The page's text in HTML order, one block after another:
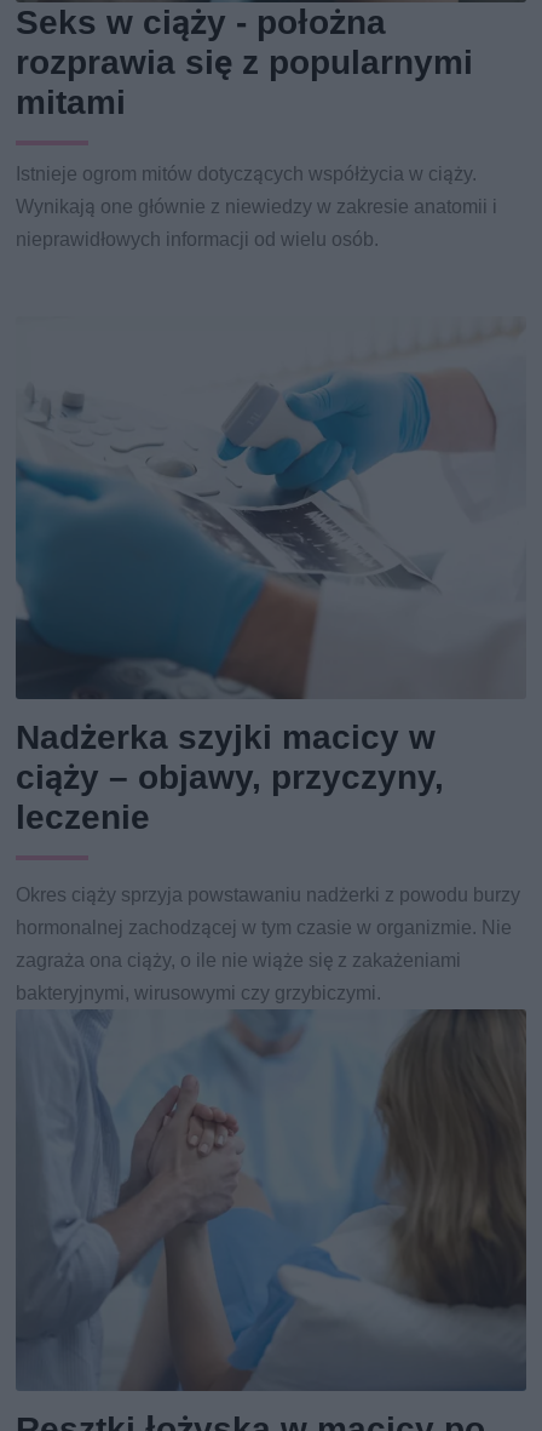
Seks w ciąży - położna
rozprawia się z popularnymi
mitami
Istnieje ogrom mitów dotyczących współżycia w ciąży.
Wynikają one głównie z niewiedzy w zakresie anatomii i
nieprawidłowych informacji od wielu osób.
Nadżerka szyjki macicy w
ciąży – objawy, przyczyny,
leczenie
Okres ciąży sprzyja powstawaniu nadżerki z powodu burzy
hormonalnej zachodzącej w tym czasie w organizmie. Nie
zagraża ona ciąży, o ile nie wiąże się z zakażeniami
bakteryjnymi, wirusowymi czy grzybiczymi.